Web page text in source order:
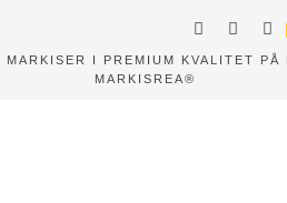
MARKISER I PREMIUM KVALITET
MARKISREA®